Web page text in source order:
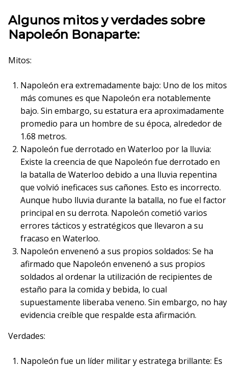
Algunos mitos y verdades sobre
Napoleón Bonaparte:
Mitos:
Napoleón era extremadamente bajo: Uno de los mitos
más comunes es que Napoleón era notablemente
bajo. Sin embargo, su estatura era aproximadamente
promedio para un hombre de su época, alrededor de
1.68 metros.
Napoleón fue derrotado en Waterloo por la lluvia:
Existe la creencia de que Napoleón fue derrotado en
la batalla de Waterloo debido a una lluvia repentina
que volvió ineficaces sus cañones. Esto es incorrecto.
Aunque hubo lluvia durante la batalla, no fue el factor
principal en su derrota. Napoleón cometió varios
errores tácticos y estratégicos que llevaron a su
fracaso en Waterloo.
Napoleón envenenó a sus propios soldados: Se ha
afirmado que Napoleón envenenó a sus propios
soldados al ordenar la utilización de recipientes de
estaño para la comida y bebida, lo cual
supuestamente liberaba veneno. Sin embargo, no hay
evidencia creíble que respalde esta afirmación.
Verdades:
Napoleón fue un líder militar y estratega brillante: Es